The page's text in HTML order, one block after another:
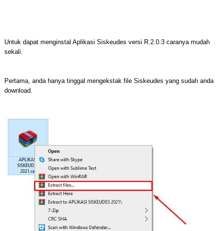
Untuk dapat menginstal Aplikasi Siskeudes versi R.2.0.3 caranya mudah
sekali.
Pertama, anda hanya tinggal mengekstak file Siskeudes yang sudah anda
download.